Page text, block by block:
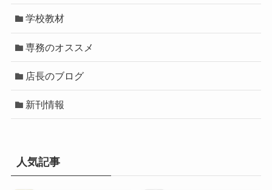
学校教材
専務のオススメ
店長のブログ
新刊情報
人気記事